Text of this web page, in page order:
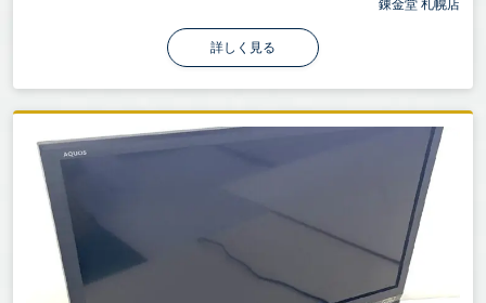
錬金堂 札幌店
詳しく見る